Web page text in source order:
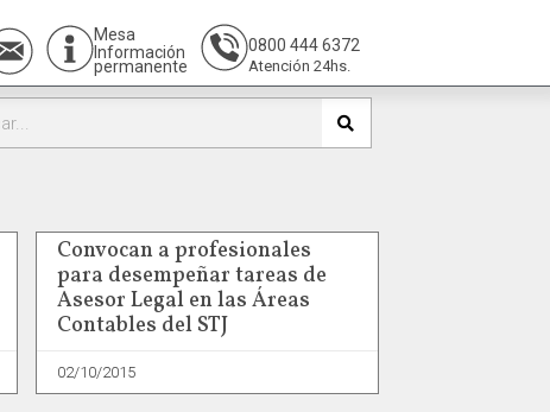
Mesa
Información
permanente
0800 444 6372
Atención 24hs.
Convocan a profesionales
para desempeñar tareas de
Asesor Legal en las Áreas
Contables del STJ
02/10/2015